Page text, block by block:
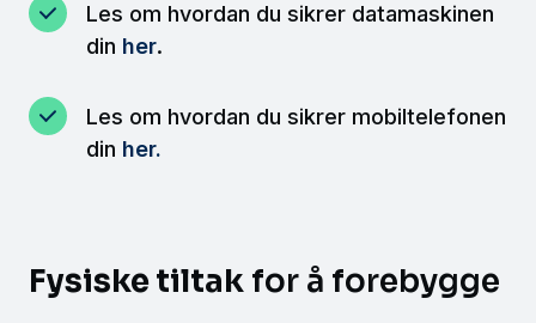
Les om hvordan du sikrer datamaskinen
din her.
Les om hvordan du sikrer mobiltelefonen
din her.
Fysiske tiltak for å forebygge